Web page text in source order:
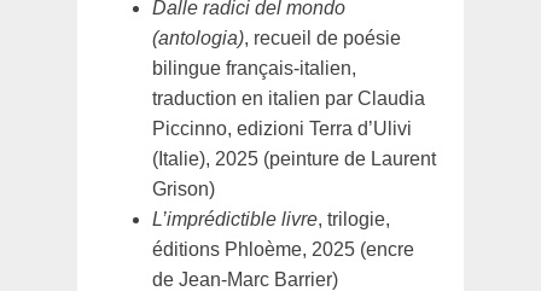
Dalle radici del mondo
(antologia), recueil de poésie
bilingue français-italien,
traduction en italien par Claudia
Piccinno, edizioni Terra d’Ulivi
(Italie), 2025 (peinture de Laurent
Grison)
L’imprédictible livre, trilogie,
éditions Phloème, 2025 (encre
de Jean-Marc Barrier)